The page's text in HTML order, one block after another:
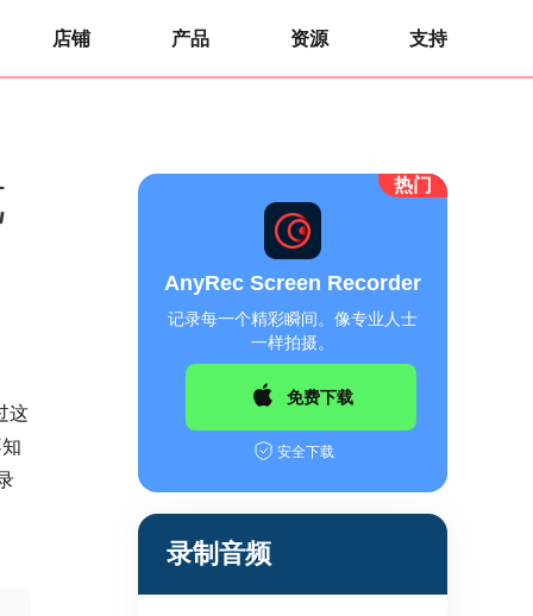
店铺 产品 资源 支持
热门
AnyRec Screen Recorder
记录每一个精彩瞬间。像专业人士
一样拍摄。
免费下载
安全下载
录制音频
这